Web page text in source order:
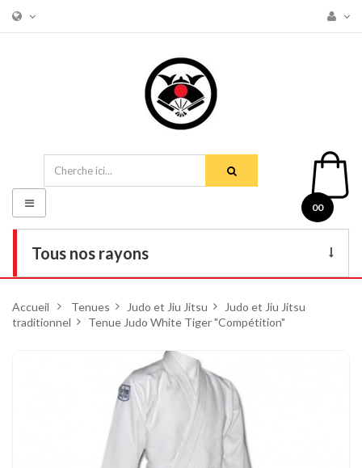
00
Tous nos rayons
DVD
Chaussures
Protections
Basculer
la
navigation
Accueil > Tenues > Judo et Jiu Jitsu >
Judo et Jiu Jitsu
traditionnel > Tenue Judo White Tiger "Compétition"